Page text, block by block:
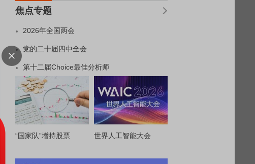
焦点专题
2026年全国两会
党的二十届四中全会
第十二届Choice最佳分析师
“国家队”增持股票 世界人工智能大会